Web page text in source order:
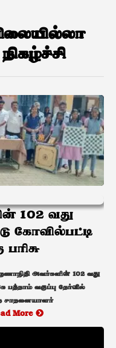
102 வது
கோவில்பட்டி
அவர்களின் 102 வது
பத்தாம் வகுப்பு தேர்வில்
சாதனையாளர்
More